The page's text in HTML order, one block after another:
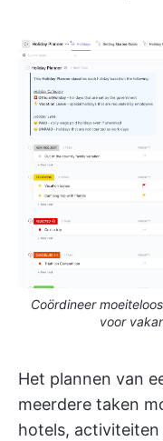
Coördineer
voor
Het plannen van
meerdere taken
hotels,